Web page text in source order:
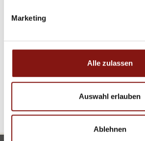
Marketing
Alle zulassen
Auswahl erlauben
Ablehnen
Tiefenbach
GRUNDSTÜCK